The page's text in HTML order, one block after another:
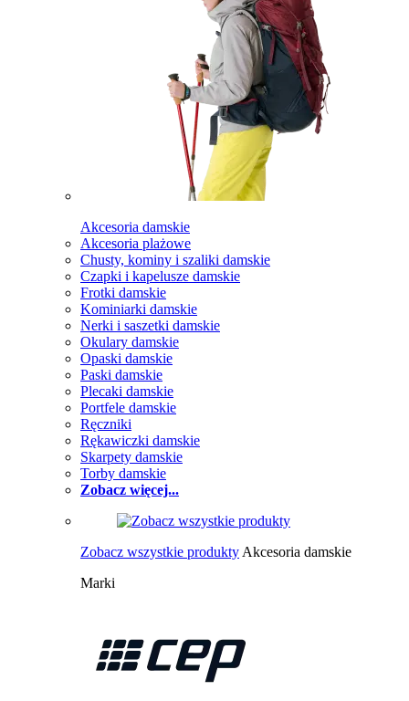
Akcesoria damskie
Akcesoria plażowe
Chusty, kominy i szaliki damskie
Czapki i kapelusze damskie
Frotki damskie
Kominiarki damskie
Nerki i saszetki damskie
Okulary damskie
Opaski damskie
Paski damskie
Plecaki damskie
Portfele damskie
Ręczniki
Rękawiczki damskie
Skarpety damskie
Torby damskie
Zobacz więcej...
Zobacz wszystkie produkty Akcesoria damskie
Marki